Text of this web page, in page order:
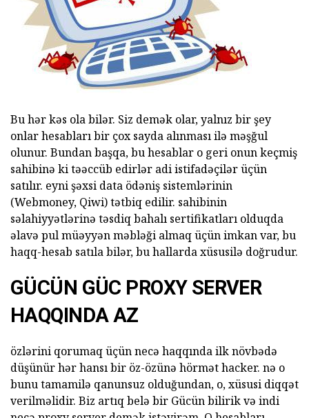
Bu hər kəs ola bilər. Siz demək olar, yalnız bir şey
onlar hesabları bir çox sayda alınması ilə məşğul
olunur. Bundan başqa, bu hesablar o geri onun keçmiş
sahibinə ki təəccüb edirlər adi istifadəçilər üçün
satılır. eyni şəxsi data ödəniş sistemlərinin
(Webmoney, Qiwi) tətbiq edilir. sahibinin
səlahiyyətlərinə təsdiq bahalı sertifikatları olduqda
əlavə pul müəyyən məbləği almaq üçün imkan var, bu
haqq-hesab satıla bilər, bu hallarda xüsusilə doğrudur.
GÜCÜN GÜC PROXY SERVER
HAQQINDA AZ
özlərini qorumaq üçün necə haqqında ilk növbədə
düşünür hər hansı bir öz-özünə hörmət hacker. nə o
bunu tamamilə qanunsuz olduğundan, o, xüsusi diqqət
verilməlidir. Biz artıq belə bir Gücün bilirik və indi